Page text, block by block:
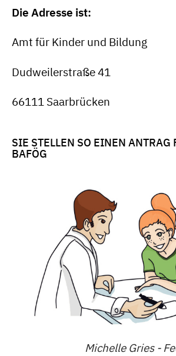
Die Adresse ist:
Amt für Kinder und Bildung
Dudweilerstraße 41
66111 Saarbrücken
SIE STELLEN SO EINEN ANTRAG
BAFÖG
Michelle Gries -